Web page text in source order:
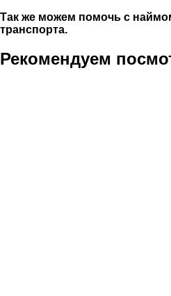
Так же можем помочь с
транспорта.
Рекомендуем